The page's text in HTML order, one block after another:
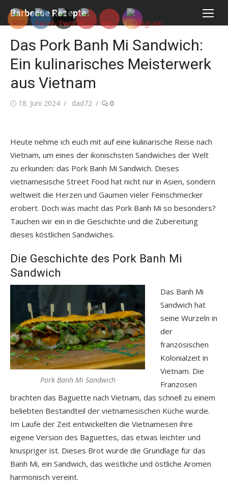
Skip
Barbecue Rezepte
Das Pork Banh Mi Sandwich:
Ein kulinarisches Meisterwerk
aus Vietnam
Posted
18. Juni 2024 Author
dad72 0
Heute nehme ich euch mit auf eine kulinarische Reise nach
Vietnam, um eines der ikonischsten Sandwiches der Welt
zu erkunden: das Pork Banh Mi Sandwich. Dieses
vietnamesische Street Food hat nicht nur in Asien, sondern
weltweit die Herzen und Gaumen vieler Feinschmecker
erobert. Doch was macht das Pork Banh Mi so besonders?
Tauchen wir ein in die Geschichte und die Zubereitung
dieses köstlichen Sandwiches.
Die Geschichte des Pork Banh Mi
Sandwich
Pork Banh Mi Sandwich
Das Banh Mi
Sandwich hat
seine Wurzeln in
der
französischen
Kolonialzeit in
Vietnam. Die
Franzosen
brachten das Baguette nach Vietnam, das schnell zu einem
beliebten Bestandteil der vietnamesischen Küche wurde.
Im Laufe der Zeit entwickelten die Vietnamesen ihre
eigene Version des Baguettes, das etwas leichter und
knuspriger ist. Dieses Brot wurde die Grundlage für das
Banh Mi, ein Sandwich, das westliche und östliche Aromen
harmonisch vereint.